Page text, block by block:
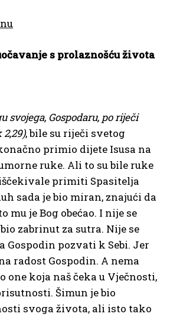
s prolaznošću života
svojega, Gospodaru, po riječi
2,29), bile su riječi svetog
primio dijete Isusa na
ruke. Ali to su bile ruke
primiti Spasitelja
sada je bio miran, znajući da
mu je Bog obećao. I nije se
zabrinut za sutra. Nije se
Gospodin pozvati k Sebi. Jer
radost Gospodin. A nema
one koja naš čeka u Vječnosti,
Šimun je bio
svoga života, ali isto tako